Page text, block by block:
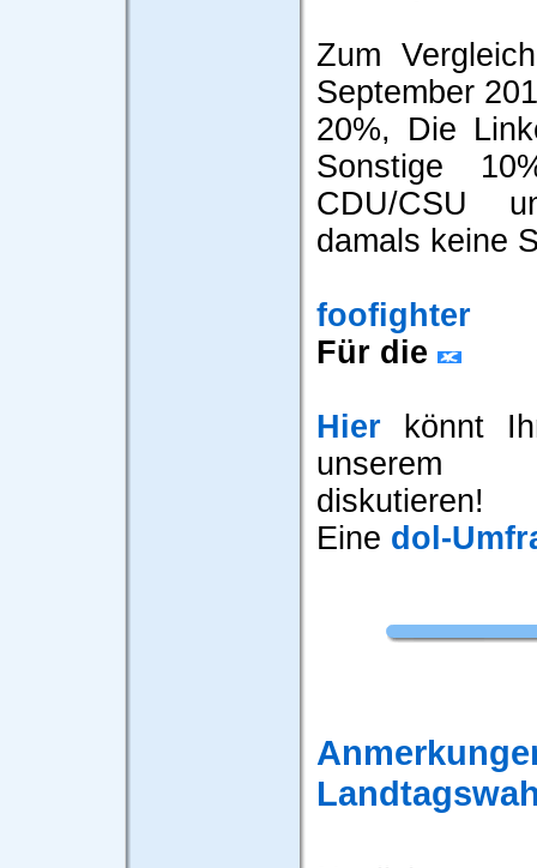
Zum
September
20%, Die
Sonstige
CDU/CSU
damals keine
foofighter
Für die
Hier könnt
unserem
diskutieren!
Eine dol-